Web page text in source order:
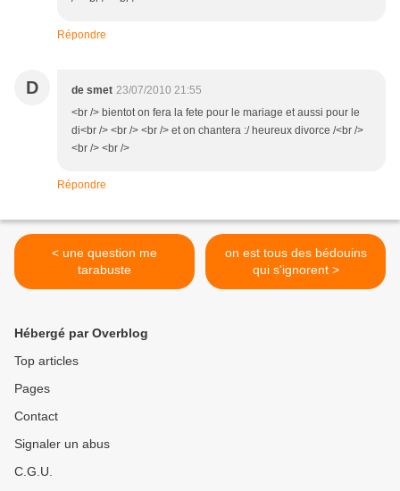
Répondre
D de smet 23/07/2010 21:55
<br /> bientot on fera la fete pour le mariage et aussi pour le
di<br /> <br /> <br /> et on chantera :/ heureux divorce /<br />
<br /> <br />
Répondre
< une question me
tarabuste
on est tous des bédouins
qui s'ignorent >
Hébergé par Overblog
Top articles
Pages
Contact
Signaler un abus
C.G.U.